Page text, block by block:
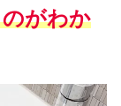
がわか